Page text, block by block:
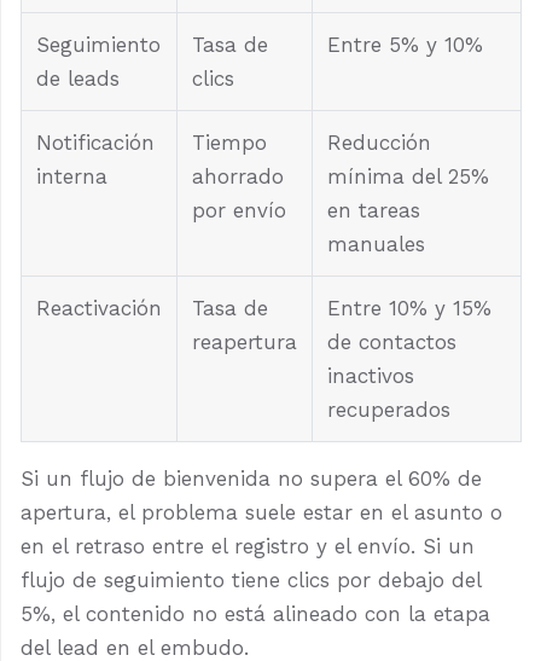
Seguimiento
de leads
Tasa de
clics
Entre 5% y 10%
Notificación
interna
Tiempo
ahorrado
por envío
Reducción
mínima del 25%
en tareas
manuales
Reactivación
Tasa de
reapertura
Entre 10% y 15%
de contactos
inactivos
recuperados
Si un flujo de bienvenida no supera el 60% de
apertura, el problema suele estar en el asunto o
en el retraso entre el registro y el envío. Si un
flujo de seguimiento tiene clics por debajo del
5%, el contenido no está alineado con la etapa
del lead en el embudo.